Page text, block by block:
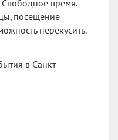
Свободное время.
посещение
перекусить.
в Санкт-